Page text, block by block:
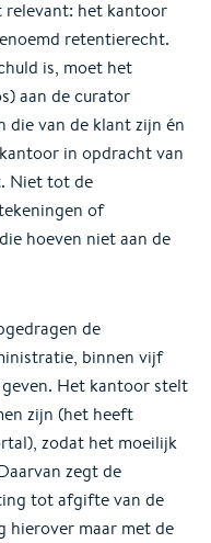
het kantoor
retentierecht.
is, moet het
aan de curator
die van de klant zijn én
in opdracht van
Niet tot de
of
hoeven niet aan de
de
binnen vijf
Het kantoor stelt
zijn (het heeft
zodat het moeilijk
zegt de
tot afgifte van de
hierover maar met de